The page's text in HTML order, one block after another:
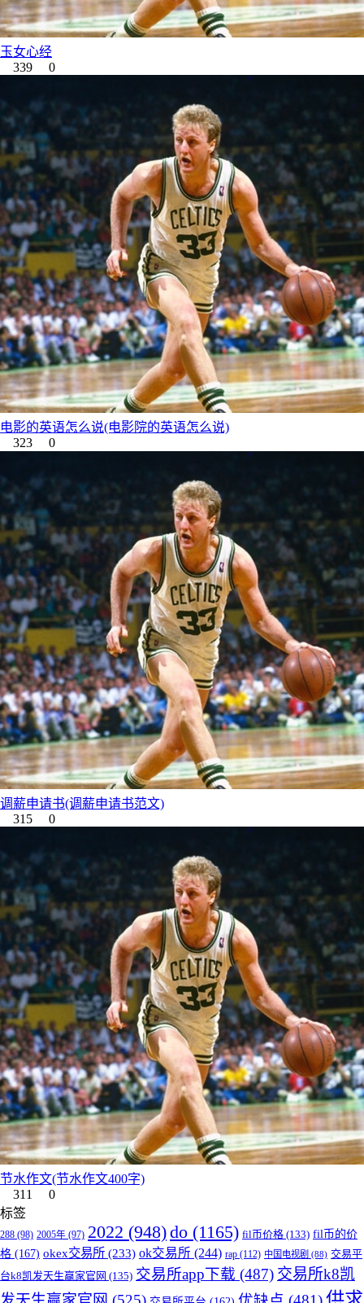
玉女心经
339
0
电影的英语怎么说(电影院的英语怎么说)
323
0
调薪申请书(调薪申请书范文)
315
0
节水作文(节水作文400字)
311
0
标签
288 (98) 2005年 (97) 2022 (948)do (1165) fil币价格 (133) fil币的价
格 (167) okex交易所 (233) ok交易所 (244) rap (112) 中国电视剧 (88) 交易平
台k8凯发天生赢家官网 (135) 交易所app下载 (487) 交易所k8凯